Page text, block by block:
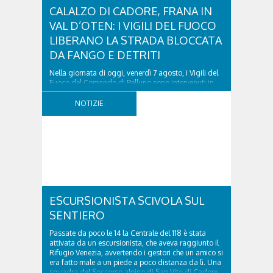
CALALZO DI CADORE, FRANA IN
VAL D’OTEN: I VIGILI DEL FUOCO
LIBERANO LA STRADA BLOCCATA
DA FANGO E DETRITI
Nella giornata di oggi, venerdì 7 agosto, i Vigili del
Fuoco del Comando di Belluno sono intervenuti in
località Diassa, in Val d’Oten, nel comune di Calalzo
di Cadore, per liberare una strada rimasta bloccata
NOTIZIE
ESCURSIONISTA SCIVOLA SUL
SENTIERO
Passate da poco le 14 la Centrale del 118 è stata
attivata da un escursionista, che aveva raggiunto il
Rifugio Venezia, avvertendo i gestori che un amico si
era fatto male a un piede a poco distanza da lì. Una